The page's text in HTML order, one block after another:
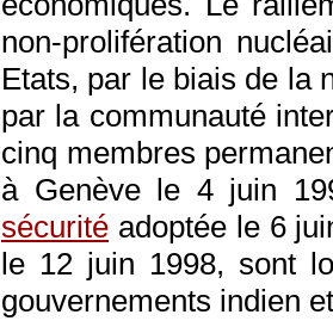
non-prolifération
Etats, par le biais de la
par la communauté
cinq membres
à Genève le 4 juin
sécurité adoptée le 6
le 12 juin 1998, sont
gouvernements indien